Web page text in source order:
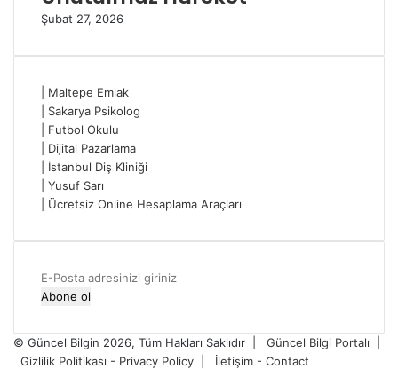
Şubat 27, 2026
Maltepe Emlak
Sakarya Psikolog
Futbol Okulu
Dijital Pazarlama
İstanbul Diş Kliniği
Yusuf Sarı
Ücretsiz Online Hesaplama Araçları
E-
Posta
giriniz
© Güncel Bilgin 2026, Tüm Hakları Saklıdır | Güncel Bilgi Portalı
Gizlilik Politikası - Privacy Policy
İletişim - Contact